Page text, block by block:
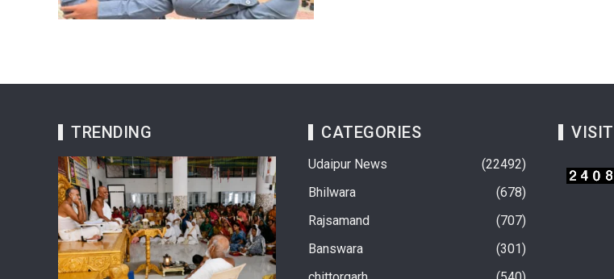
TRENDING CATEGORIES
Udaipur News
22492
Bhilwara
678
Rajsamand
707
Banswara
301